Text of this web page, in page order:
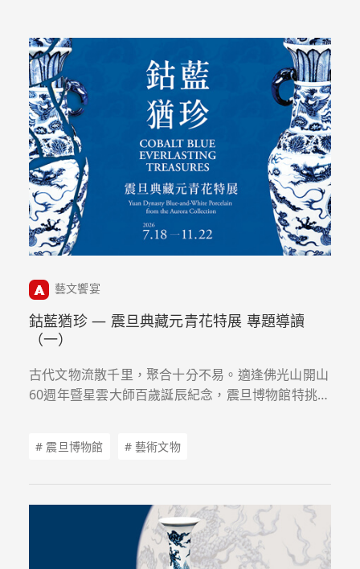
藝文饗宴
鈷藍猶珍 — 震旦典藏元青花特展 專題導讀
（一）
古代文物流散千里，聚合十分不易。適逢佛光山開山
60週年暨星雲大師百歲誕辰紀念，震旦博物館特挑選
元青花特展」，帶領大家欣賞十四世紀元代靑花的灼
# 震旦博物館 # 藝術文物